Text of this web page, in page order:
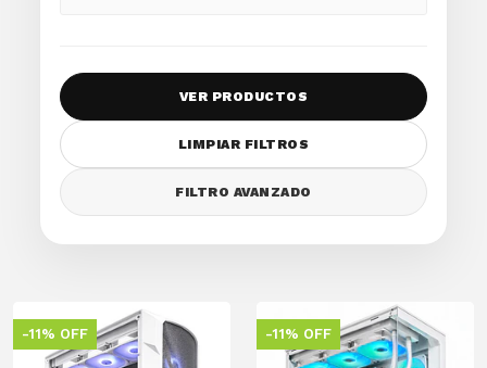
VER PRODUCTOS
LIMPIAR FILTROS
FILTRO AVANZADO
-11% OFF -11% OFF